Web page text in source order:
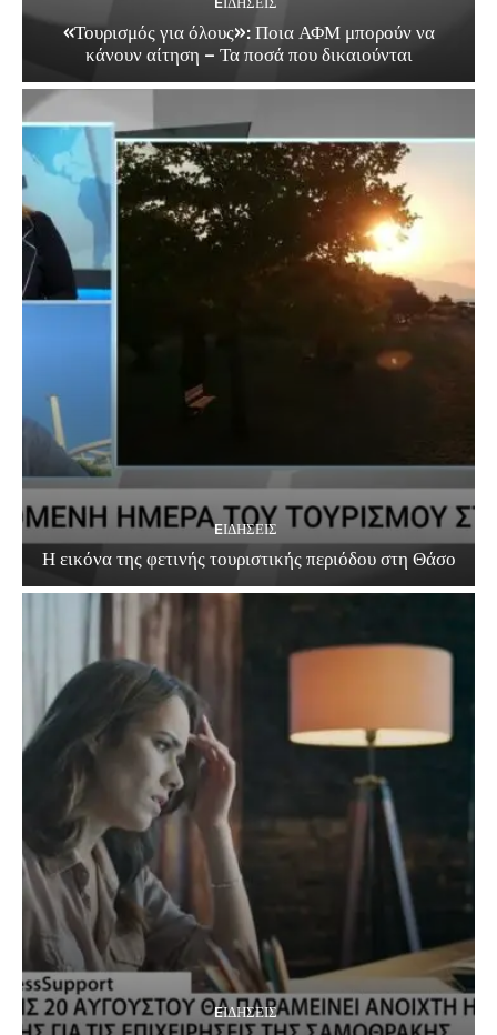
«Τουρισμός για όλους»: Ποια ΑΦΜ μπορούν να
κάνουν αίτηση – Τα ποσά που δικαιούνται
EΙΔΗΣΕΙΣ
Η εικόνα της φετινής τουριστικής περιόδου στη Θάσο
EΙΔΗΣΕΙΣ